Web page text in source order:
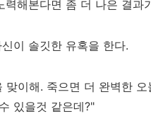
력해본다면 좀 더 나은 결과
이 솔깃한 유혹을 한다.
맞이해. 죽으면 더 완벽한
있을것 같은데?"